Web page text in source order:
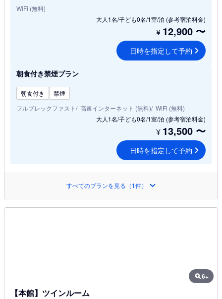
WiFi (無料)
大人1名/子ども0名/1室/泊 (参考宿泊料金)
¥ 12,900 〜
日時を指定して予約
朝食付き禁煙プラン
朝食付き
禁煙
フルブレックファスト
高速インターネット (無料) WiFi (無料)
大人1名/子ども0名/1室/泊 (参考宿泊料金)
¥ 13,500 〜
日時を指定して予約
すべてのプランを見る（1件）
6+
【本館】ツインルーム